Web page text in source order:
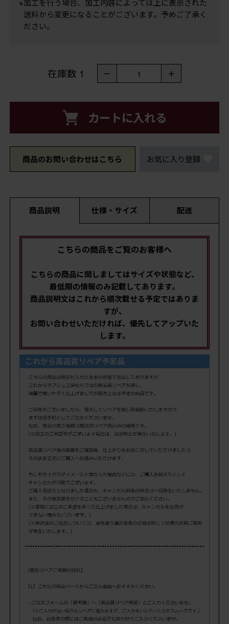
※加工を行う場合、加工内容によっては上に表示された
送料から変更になることがございます。予めご了承く
ださい。
在庫数 1 － 1 ＋
カートに入れる
商品のお問い合わせはこちら お気に入り登録
商品説明 仕様・サイズ 配送
こちらの商品をご覧のお客様へ
こちらの商品に関しましてはサイズや状態など、
最低限の情報のみ記載してあります。
商品説明文はこれから順次載せる予定ではありま
すが、
お問い合わせいただければ、優先してアップいた
します。
これから高品質リペア予定品